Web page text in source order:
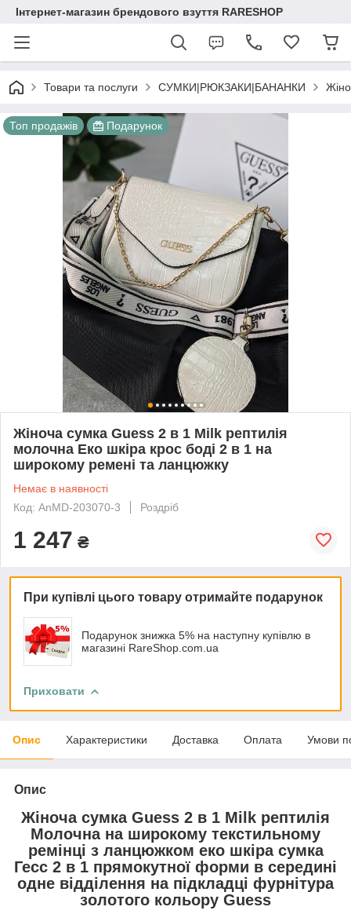
Інтернет-магазин брендового взуття RARESHOP
Товари та послуги СУМКИ|РЮКЗАКИ|БАНАНКИ
Топ продажів Подарунок
Жіноча сумка Guess 2 в 1 Milk рептилія
молочна Еко шкіра крос боді 2 в 1 на
широкому ремені та ланцюжку
Немає в наявності
Код: AnMD-203070-3
Роздріб
1 247 ₴
При купівлі цього товару отримайте подарунок
Подарунок знижка 5% на наступну купівлю в
магазині RareShop.com.ua
Приховати
Опис Характеристики Доставка Оплата Умови
Опис
Жіноча сумка Guess 2 в 1 Milk рептилія
Молочна на широкому текстильному
ремінці з ланцюжком еко шкіра сумка
Гесс 2 в 1 прямокутної форми в середині
одне відділення на підкладці фурнітура
золотого кольору Guess